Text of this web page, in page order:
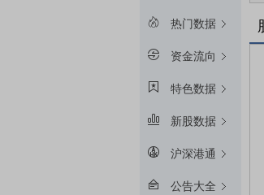
热门数据
资金流向
特色数据
新股数据
沪深港通
公告大全